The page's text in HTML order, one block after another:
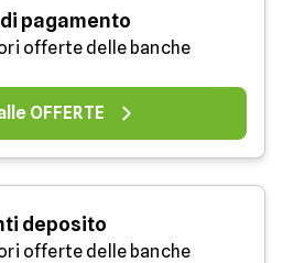
pagamento
offerte delle banche
OFFERTE
deposito
offerte delle banche